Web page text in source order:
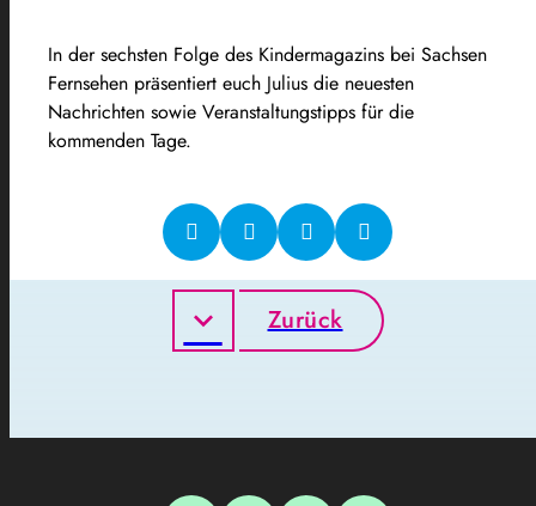
In der sechsten Folge des Kindermagazins bei Sachsen
Fernsehen präsentiert euch Julius die neuesten
Nachrichten sowie Veranstaltungstipps für die
kommenden Tage.
Zurück